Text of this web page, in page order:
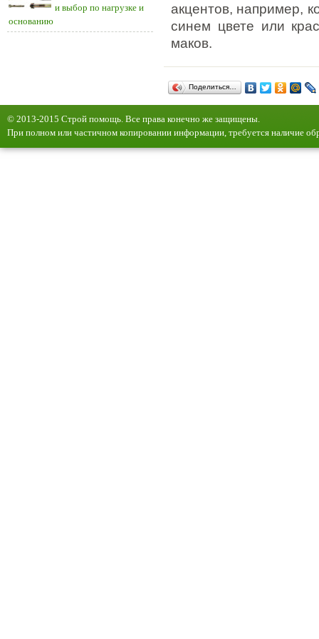
и выбор по нагрузке и
основанию
акцентов, например,
синем цвете или
маков.
Поделиться…
© 2013-2015 Строй помощь. Все права конечно же защищены.
При полном или частичном копировании информации, требуется наличие